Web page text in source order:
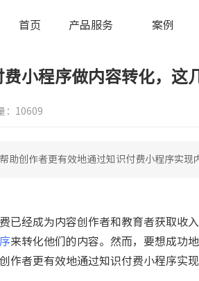
首页 产品服务 案例
小程序做内容转化，这
：10609
助创作者更有效地通过知识付费小程序实现
已经成为内容创作者和教育者获取收
来转化他们的内容。然而，要想成功
作者更有效地通过知识付费小程序实